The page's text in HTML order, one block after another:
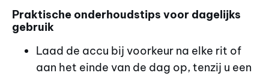
Praktische onderhoudstips voor dagelijks
gebruik
Laad de accu bij voorkeur na elke rit of
aan het einde van de dag op, tenzij u een